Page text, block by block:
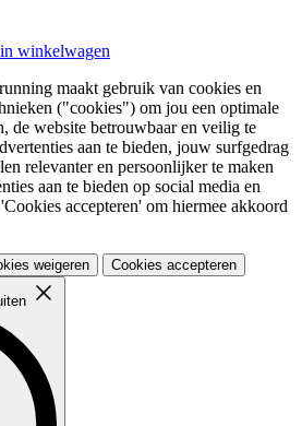
winkelwagen
maakt gebruik van cookies en
("cookies") om jou een optimale
de website betrouwbaar en veilig te
aan te bieden, jouw surfgedrag
relevanter en persoonlijker te maken
aan te bieden op social media en
accepteren' om hiermee akkoord
weigeren Cookies accepteren